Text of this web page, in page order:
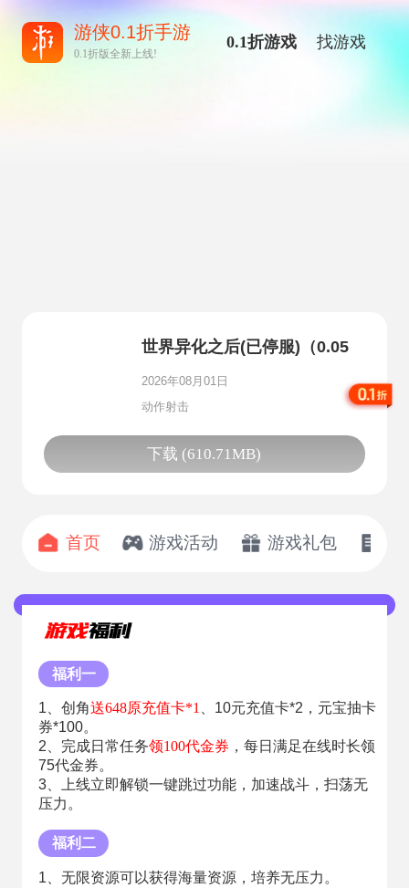
游侠0.1折手游
0.1折版全新上线!
0.1折游戏 找游戏
世界异化之后(已停服)（0.05
折火影福利版）
2026年08月01日
动作射击
下载 (610.71MB)
首页 游戏活动 游戏礼包
福利一
1、创角送648原充值卡*1
、10元充值卡*2，元宝抽卡
券*100。
2、完成日常任务领100代金券 ，每日满足在线时长领
75代金券。
3、上线立即解锁一键跳过功能，加速战斗，扫荡无
压力。
福利二
1、无限资源可以获得海量资源，培养无压力。